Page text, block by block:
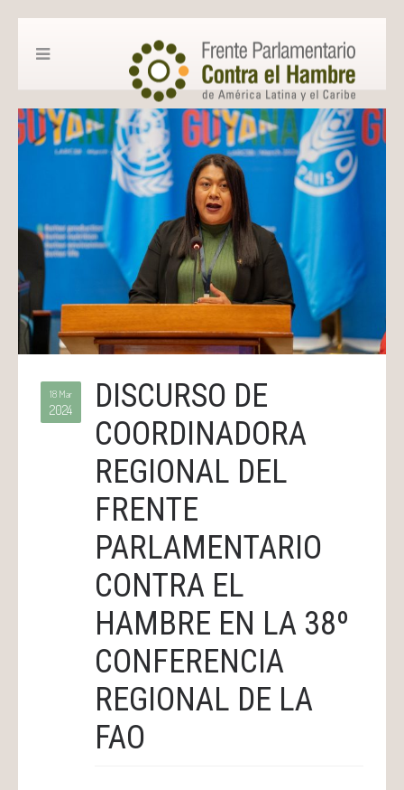
18 Mar
2024
DISCURSO DE
COORDINADORA
REGIONAL DEL
FRENTE
PARLAMENTARIO
CONTRA EL
HAMBRE EN LA 38º
CONFERENCIA
REGIONAL DE LA
FAO